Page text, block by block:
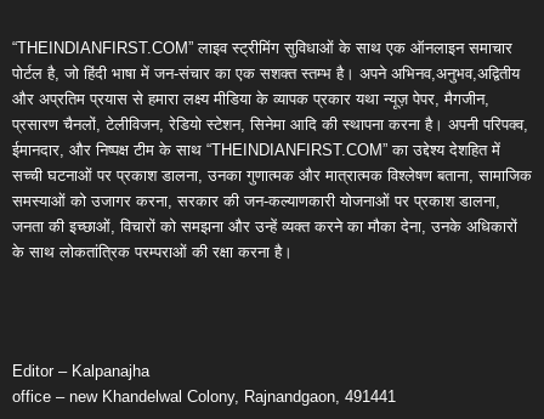
“THEINDIANFIRST.COM” लाइव स्ट्रीमिंग सुविधाओं के साथ एक ऑनलाइन समाचार
पोर्टल है, जो हिंदी भाषा में जन-संचार का एक सशक्त स्तम्भ है। अपने अभिनव,अनुभव,अद्वितीय
और अप्रतिम प्रयास से हमारा लक्ष्य मीडिया के व्यापक प्रकार यथा न्यूज़ पेपर, मैगजीन,
प्रसारण चैनलों, टेलीविजन, रेडियो स्टेशन, सिनेमा आदि की स्थापना करना है। अपनी परिपक्व,
ईमानदार, और निष्पक्ष टीम के साथ “THEINDIANFIRST.COM” का उद्देश्य देशहित में
सच्ची घटनाओं पर प्रकाश डालना, उनका गुणात्मक और मात्रात्मक विश्लेषण बताना, सामाजिक
समस्याओं को उजागर करना, सरकार की जन-कल्याणकारी योजनाओं पर प्रकाश डालना,
जनता की इच्छाओं, विचारों को समझना और उन्हें व्यक्त करने का मौका देना, उनके अधिकारों
के साथ लोकतांत्रिक परम्पराओं की रक्षा करना है।
Editor – Kalpanajha
office – new Khandelwal Colony, Rajnandgaon, 491441